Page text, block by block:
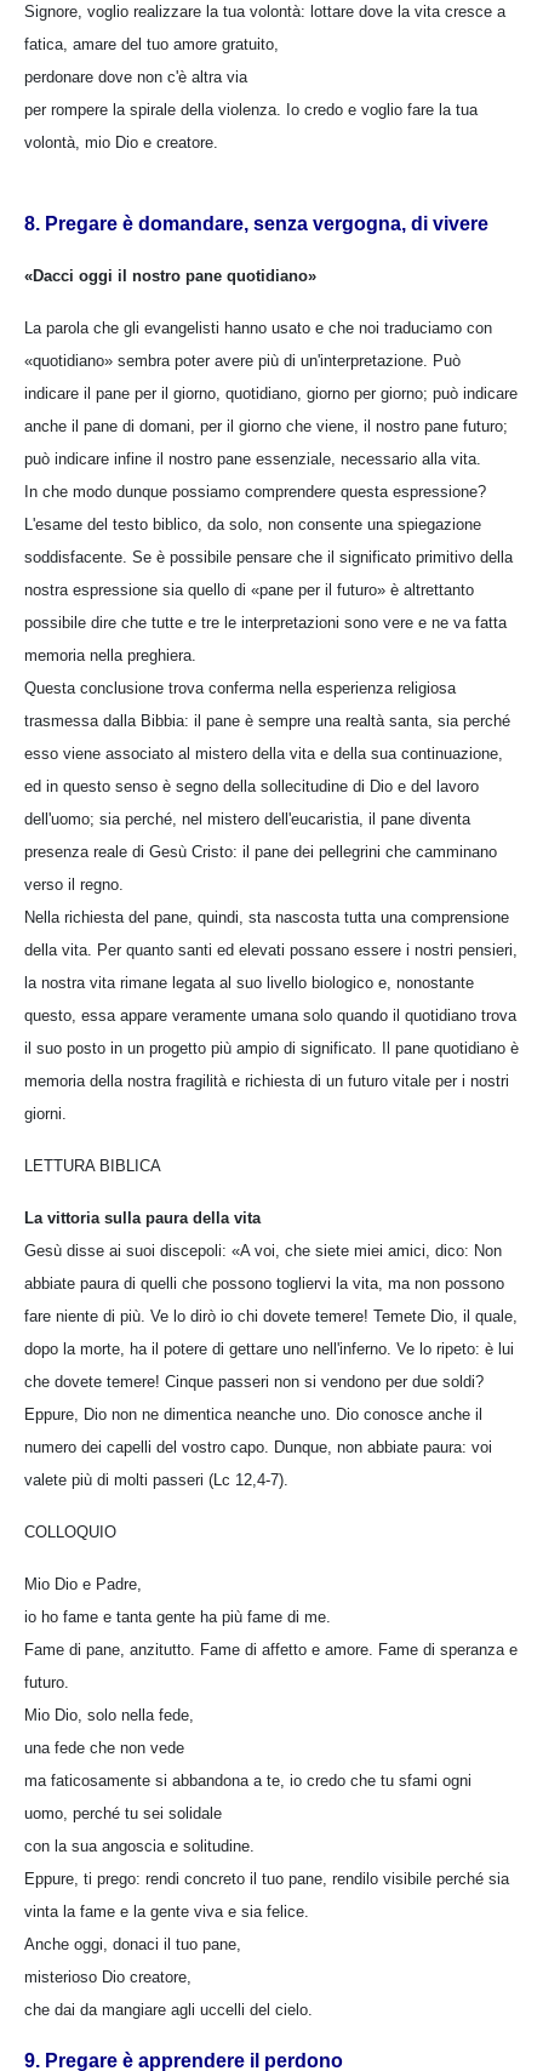
Signore, voglio realizzare la tua volontà: lottare dove la vita cresce a
fatica, amare del tuo amore gratuito,
perdonare dove non c'è altra via
per rompere la spirale della violenza. Io credo e voglio fare la tua
volontà, mio Dio e creatore.
8. Pregare è domandare, senza vergogna, di vivere
«Dacci oggi il nostro pane quotidiano»
La parola che gli evangelisti hanno usato e che noi traduciamo con
«quotidiano» sembra poter avere più di un'interpretazione. Può
indicare il pane per il giorno, quotidiano, giorno per giorno; può indicare
anche il pane di domani, per il giorno che viene, il nostro pane futuro;
può indicare infine il nostro pane essenziale, necessario alla vita.
In che modo dunque possiamo comprendere questa espressione?
L'esame del testo biblico, da solo, non consente una spiegazione
soddisfacente. Se è possibile pensare che il significato primitivo della
nostra espressione sia quello di «pane per il futuro» è altrettanto
possibile dire che tutte e tre le interpretazioni sono vere e ne va fatta
memoria nella preghiera.
Questa conclusione trova conferma nella esperienza religiosa
trasmessa dalla Bibbia: il pane è sempre una realtà santa, sia perché
esso viene associato al mistero della vita e della sua continuazione,
ed in questo senso è segno della sollecitudine di Dio e del lavoro
dell'uomo; sia perché, nel mistero dell'eucaristia, il pane diventa
presenza reale di Gesù Cristo: il pane dei pellegrini che camminano
verso il regno.
Nella richiesta del pane, quindi, sta nascosta tutta una comprensione
della vita. Per quanto santi ed elevati possano essere i nostri pensieri,
la nostra vita rimane legata al suo livello biologico e, nonostante
questo, essa appare veramente umana solo quando il quotidiano trova
il suo posto in un progetto più ampio di significato. Il pane quotidiano è
memoria della nostra fragilità e richiesta di un futuro vitale per i nostri
giorni.
LETTURA BIBLICA
La vittoria sulla paura della vita
Gesù disse ai suoi discepoli: «A voi, che siete miei amici, dico: Non
abbiate paura di quelli che possono togliervi la vita, ma non possono
fare niente di più. Ve lo dirò io chi dovete temere! Temete Dio, il quale,
dopo la morte, ha il potere di gettare uno nell'inferno. Ve lo ripeto: è lui
che dovete temere! Cinque passeri non si vendono per due soldi?
Eppure, Dio non ne dimentica neanche uno. Dio conosce anche il
numero dei capelli del vostro capo. Dunque, non abbiate paura: voi
valete più di molti passeri (Lc 12,4-7).
COLLOQUIO
Mio Dio e Padre,
io ho fame e tanta gente ha più fame di me.
Fame di pane, anzitutto. Fame di affetto e amore. Fame di speranza e
futuro.
Mio Dio, solo nella fede,
una fede che non vede
ma faticosamente si abbandona a te, io credo che tu sfami ogni
uomo, perché tu sei solidale
con la sua angoscia e solitudine.
Eppure, ti prego: rendi concreto il tuo pane, rendilo visibile perché sia
vinta la fame e la gente viva e sia felice.
Anche oggi, donaci il tuo pane,
misterioso Dio creatore,
che dai da mangiare agli uccelli del cielo.
9. Pregare è apprendere il perdono